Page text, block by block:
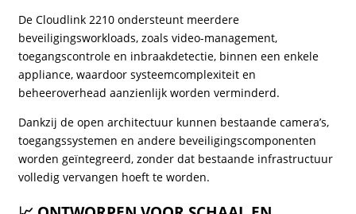
De Cloudlink 2210 ondersteunt meerdere
beveiligingsworkloads, zoals video-management,
toegangscontrole en inbraakdetectie, binnen een enkele
appliance, waardoor systeemcomplexiteit en
beheeroverhead aanzienlijk worden verminderd.
Dankzij de open architectuur kunnen bestaande camera’s,
toegangssystemen en andere beveiligingscomponenten
worden geïntegreerd, zonder dat bestaande infrastructuur
volledig vervangen hoeft te worden.